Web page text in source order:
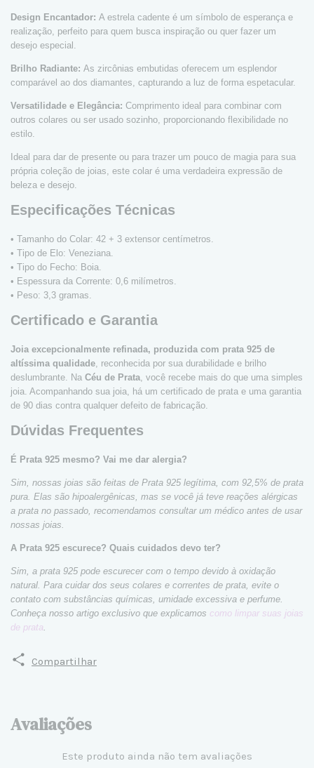
Design Encantador: A estrela cadente é um símbolo de esperança e
realização, perfeito para quem busca inspiração ou quer fazer um
desejo especial.
Brilho Radiante: As zircônias embutidas oferecem um esplendor
comparável ao dos diamantes, capturando a luz de forma espetacular.
Versatilidade e Elegância: Comprimento ideal para combinar com
outros colares ou ser usado sozinho, proporcionando flexibilidade no
estilo.
Ideal para dar de presente ou para trazer um pouco de magia para sua
própria coleção de joias, este colar é uma verdadeira expressão de
beleza e desejo.
Especificações Técnicas
• Tamanho do Colar: 42 + 3 extensor centímetros.
• Tipo de Elo: Veneziana.
• Tipo do Fecho: Boia.
• Espessura da Corrente: 0,6 milímetros.
• Peso: 3,3 gramas.
Certificado e Garantia
Joia excepcionalmente refinada, produzida com prata 925 de
altíssima qualidade , reconhecida por sua durabilidade e brilho
deslumbrante. Na Céu de Prata , você recebe mais do que uma simples
joia. Acompanhando sua joia, há um certificado de prata e uma garantia
de 90 dias contra qualquer defeito de fabricação.
Dúvidas Frequentes
É Prata 925 mesmo? Vai me dar alergia?
Sim, nossas joias são feitas de Prata 925 legítima, com 92,5% de prata
pura. Elas são hipoalergênicas, mas se você já teve reações alérgicas
a prata no passado, recomendamos consultar um médico antes de usar
nossas joias.
A Prata 925 escurece? Quais cuidados devo ter?
Sim, a prata 925 pode escurecer com o tempo devido à oxidação
natural. Para cuidar dos seus colares e correntes de prata, evite o
contato com substâncias químicas, umidade excessiva e perfume.
Conheça nosso artigo exclusivo que explicamos como limpar suas joias
de prata
Compartilhar
Avaliações
Este produto ainda não tem avaliações